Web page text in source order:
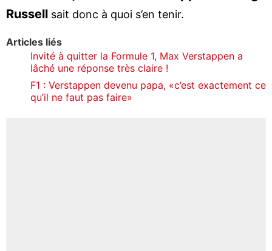
Russell sait donc à quoi s’en tenir.
Articles liés
Invité à quitter la Formule 1, Max Verstappen a
lâché une réponse très claire !
F1 : Verstappen devenu papa, «c’est exactement ce
qu’il ne faut pas faire»